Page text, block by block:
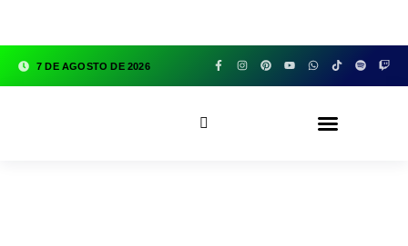
7 DE AGOSTO DE 2026